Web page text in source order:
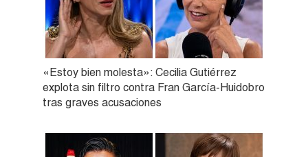
«Estoy bien molesta»: Cecilia Gutiérrez
explota sin filtro contra Fran García-Huidobro
tras graves acusaciones